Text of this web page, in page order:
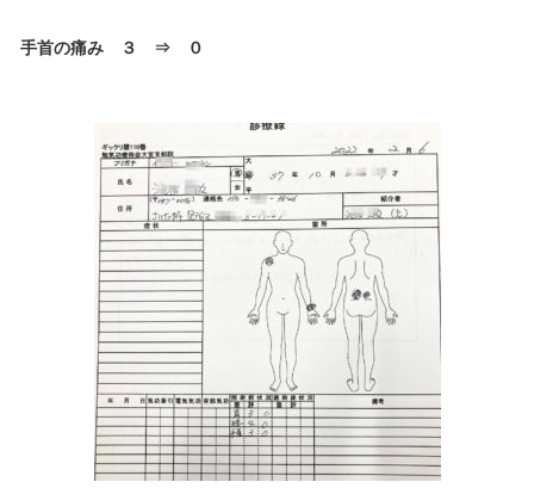
手首の痛み ３ ⇒ ０